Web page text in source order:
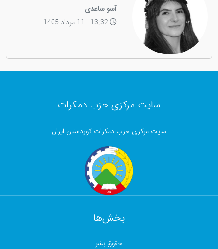
فیزیکی رهبر کاریزماتیک ملت کورد،
دکتر عبدالرحمان قاسملو)
آسو ساعدی
13:32 - 11 مرداد 1405
سایت مرکزی حزب دمکرات
سایت مرکزی حزب دمکرات کوردستان ایران
بخش‌ها
حقوق بشر